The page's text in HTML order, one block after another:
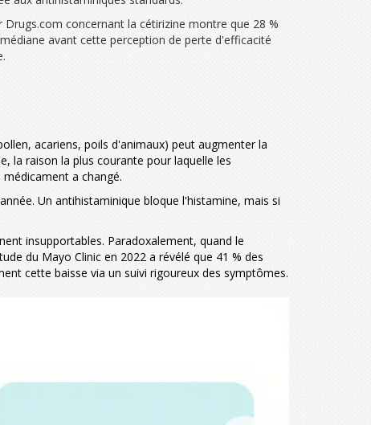
concernant la cétirizine montre que 28 %
avant cette perception de perte d'efficacité
acariens, poils d'animaux) peut augmenter la
la raison la plus courante pour laquelle les
a changé.
Un antihistaminique bloque l'histamine, mais si
insupportables. Paradoxalement, quand le
du Mayo Clinic en 2022 a révélé que 41 % des
cette baisse via un suivi rigoureux des symptômes.